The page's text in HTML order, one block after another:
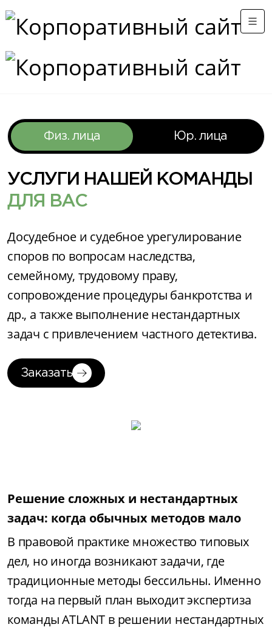
Физ. лица Юр. лица
УСЛУГИ НАШЕЙ КОМАНДЫ
ДЛЯ ВАС
Досудебное и судебное урегулирование
споров по вопросам наследства,
семейному, трудовому праву,
сопровождение процедуры банкротства и
др., а также выполнение нестандартных
задач с привлечением частного детектива.
Заказать
Решение сложных и нестандартных
задач: когда обычных методов мало
В правовой практике множество типовых
дел, но иногда возникают задачи, где
традиционные методы бессильны. Именно
тогда на первый план выходит экспертиза
команды ATLANT в решении нестандартных